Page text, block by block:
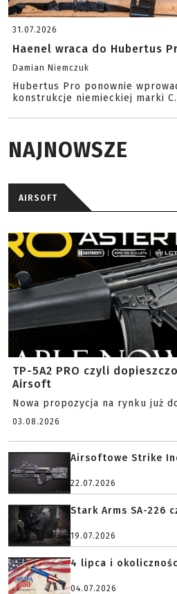
31.07.2026
Haenel wraca do Hubertus
Damian Niemczuk
Hubertus Pro ponownie
konstrukcje niemieckiej marki
NAJNOWSZE
AIRSOFT
TP-5A2 PRO czyli
Airsoft
Nowa propozycja na rynku już
03.08.2026
Airsoftowe Strike
22.07.2026
Stark Arms SA-226
19.07.2026
4 lipca i
04.07.2026